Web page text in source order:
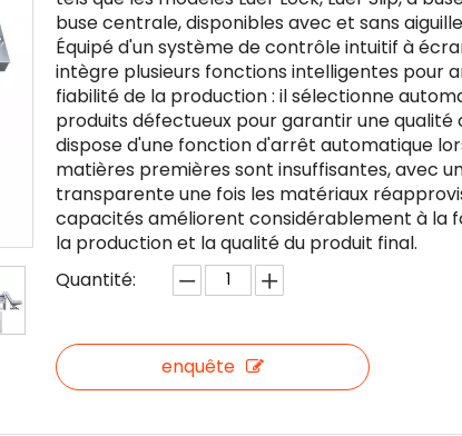
buse centrale, disponibles avec et sans
Équipé d'un système de contrôle intuitif à
intègre plusieurs fonctions intelligentes pour
fiabilité de la production : il sélectionne
produits défectueux pour garantir une
dispose d'une fonction d'arrêt automatique
matières premières sont insuffisantes, avec
transparente une fois les matériaux
capacités améliorent considérablement à la
la production et la qualité du produit final.
Quantité:
enquête